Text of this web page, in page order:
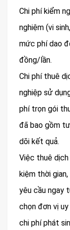
Chi phí kiểm
nghiệm (vi
mức phí dao
đồng/lần.
Chi phí thuê
nghiệp sử
phí trọn gói
đã bao gồm
dõi kết quả.
Việc thuê
kiệm thời
yêu cầu ngay
chọn đơn vị
chi phí phát